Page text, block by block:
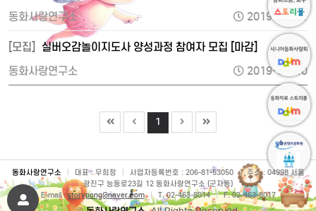
동화사랑연구소
2019-07-11
[모집]
실버오감놀이지도사 양성과정 참여자 모집 [마감]
동화사랑연구소
2019-07-10
1
동화사랑연구소 대표 : 우희정 사업자등록번호 : 206-81-53050 |
주소 : 04998 서울
광진구 능동로23길 12 동화사랑연구소 (군자동)
E-mail : storypong@naver.com | T. 02-463-8014 | F. 02-463-8017